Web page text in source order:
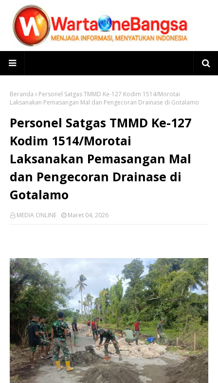
Beranda
Personel Satgas TMMD Ke-127 Kodim 1514/Morotai
Laksanakan Pemasangan Mal dan Pengecoran Drainase di Gotalamo
Personel Satgas TMMD Ke-127
Kodim 1514/Morotai
Laksanakan Pemasangan Mal
dan Pengecoran Drainase di
Gotalamo
MEDIA ONLINE Maret 04, 2026